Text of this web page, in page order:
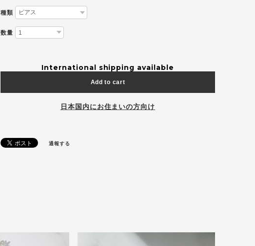
種類
数量
International shipping available
Add to cart
日本国内にお住まいの方向け
通報する